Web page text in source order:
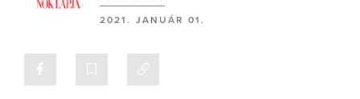
2021. JANUÁR 01.